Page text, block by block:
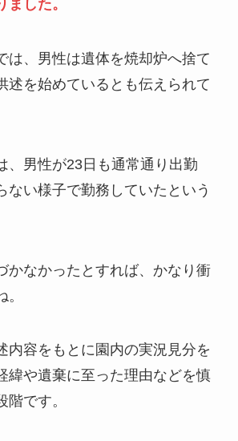
した。
は、男性は遺体を焼却炉へ捨て
述を始めているとも伝えられて
、男性が23日も通常通り出勤
ない様子で勤務していたという
かなかったとすれば、かなり衝
内容をもとに園内の実況見分を
緯や遺棄に至った理由などを慎
です。